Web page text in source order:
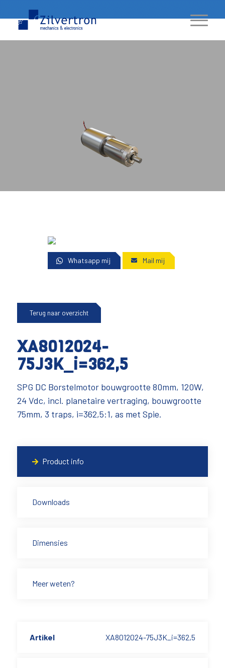
Whatsapp mij Mail mij
Terug naar overzicht
XA8012024-
75J3K_i=362,5
SPG DC Borstelmotor bouwgrootte 80mm, 120W,
24 Vdc, incl. planetaire vertraging, bouwgrootte
75mm, 3 traps, i=362,5:1, as met Spie.
Product info
Downloads
Dimensies
Meer weten?
Artikel XA8012024-75J3K_i=362,5